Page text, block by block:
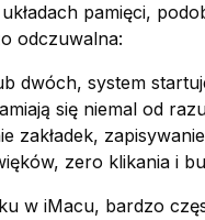
pamięci,
odczuwalna:
dwóch, system
się niemal od
zakładek,
zero klikania i
w iMacu, bardzo